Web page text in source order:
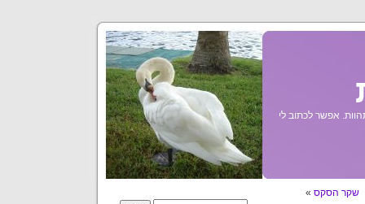
אפשר לכתוב לי
שקר הסקס »